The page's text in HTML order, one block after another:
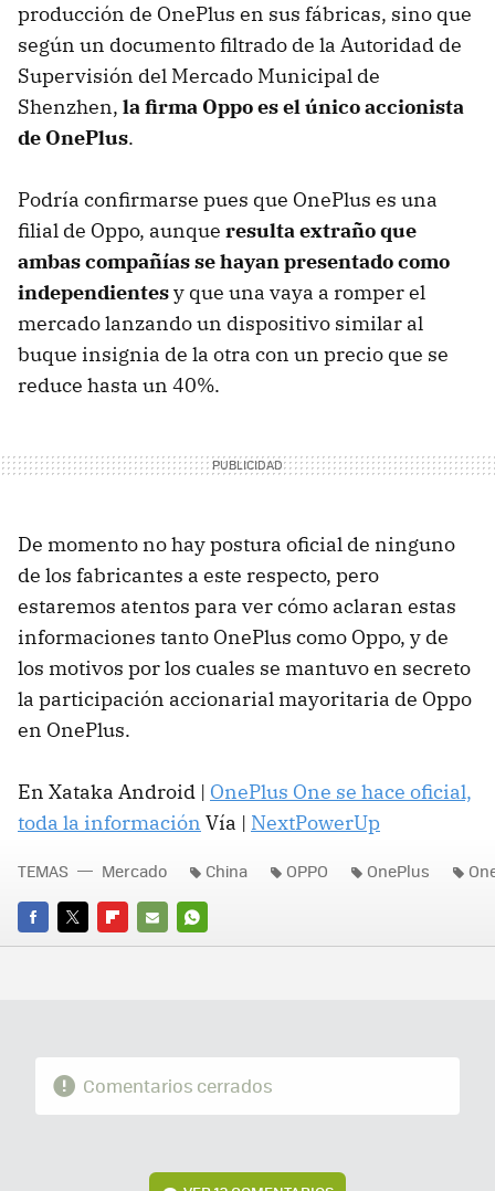
producción de OnePlus en sus fábricas, sino que
según un documento filtrado de la Autoridad de
Supervisión del Mercado Municipal de
Shenzhen, la firma Oppo es el único accionista
de OnePlus.
Podría confirmarse pues que OnePlus es una
filial de Oppo, aunque resulta extraño que
ambas compañías se hayan presentado como
independientesy que una vaya a romper el
mercado lanzando un dispositivo similar al
buque insignia de la otra con un precio que se
reduce hasta un 40%.
De momento no hay postura oficial de ninguno
de los fabricantes a este respecto, pero
estaremos atentos para ver cómo aclaran estas
informaciones tanto OnePlus como Oppo, y de
los motivos por los cuales se mantuvo en secreto
la participación accionarial mayoritaria de Oppo
en OnePlus.
En Xataka Android | OnePlus One se hace oficial,
toda la información Vía | NextPowerUp
FACEBOOK
TWITTERFLIPBOARD
E-
WHATSAPP
TEMAS Mercado China OPPO OnePlus
Comentarios cerrados